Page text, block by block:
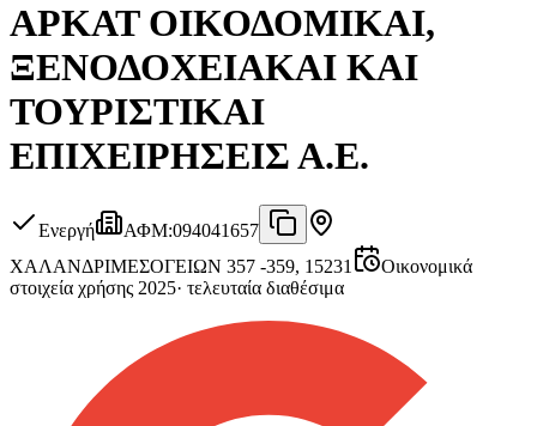
ΑΡΚΑΤ ΟΙΚΟΔΟΜΙΚΑΙ,
ΞΕΝΟΔΟΧΕΙΑΚΑΙ ΚΑΙ
ΤΟΥΡΙΣΤΙΚΑΙ
ΕΠΙΧΕΙΡΗΣΕΙΣ Α.Ε.
Ενεργή ΑΦΜ:094041657
ΧΑΛΑΝΔΡΙΜΕΣΟΓΕΙΩΝ 357 -359, 15231
Οικονομικά
στοιχεία χρήσης 2025· τελευταία διαθέσιμα